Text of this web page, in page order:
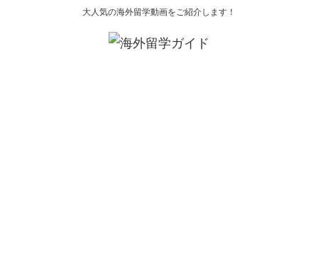
大人気の海外留学動画をご紹介します！